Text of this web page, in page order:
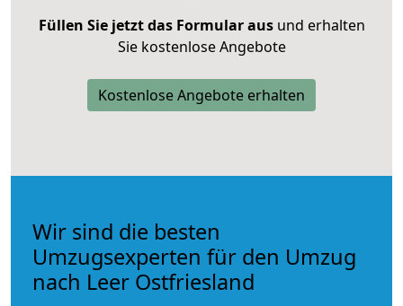
Füllen Sie jetzt das Formular ausund erhalten
Sie kostenlose Angebote
Kostenlose Angebote erhalten
Wir sind die besten
Umzugsexperten für den Umzug
nach Leer Ostfriesland